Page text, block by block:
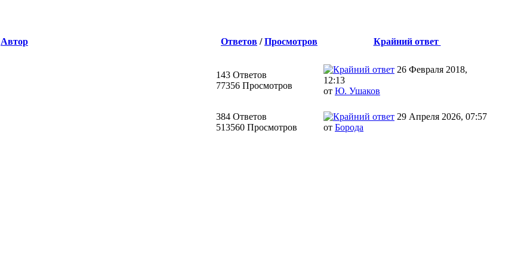
Автор Ответов /Просмотров
Крайний ответ
143 Ответов
77356 Просмотров
26 Февраля 2018,
12:13
от Ю. Ушаков
384 Ответов
513560 Просмотров
29 Апреля 2026, 07:57
от Борода